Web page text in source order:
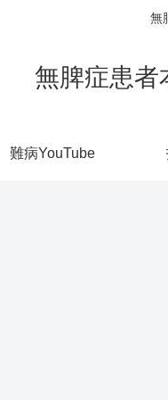
無
無脾症患者
難病YouTube